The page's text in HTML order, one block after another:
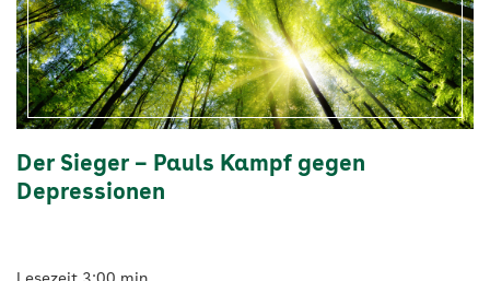
AOK
Vigozone
Der Sieger – Pauls Kampf gegen
Depressionen